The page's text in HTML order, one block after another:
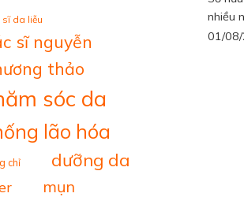
sĩ da liễu
sĩ nguyễn
thảo
sóc da
lão hóa
chỉ dưỡng da
mụn
nhiều
01/